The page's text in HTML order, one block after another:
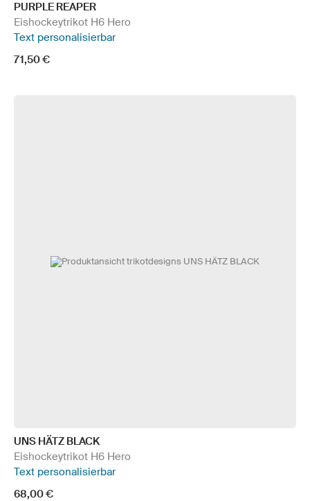
PURPLE REAPER
Eishockeytrikot H6 Hero
Text personalisierbar
71,50 €
UNS HÄTZ BLACK
Eishockeytrikot H6 Hero
Text personalisierbar
68,00 €